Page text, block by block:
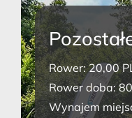
Rower: 20,00
Rower doba:
Wynajem